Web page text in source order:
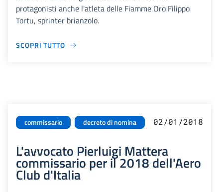
protagonisti anche l'atleta delle Fiamme Oro Filippo
Tortu, sprinter brianzolo.
SCOPRI TUTTO
commissario decreto di nomina 02/01/2018
L'avvocato Pierluigi Mattera
commissario per il 2018 dell'Aero
Club d'Italia